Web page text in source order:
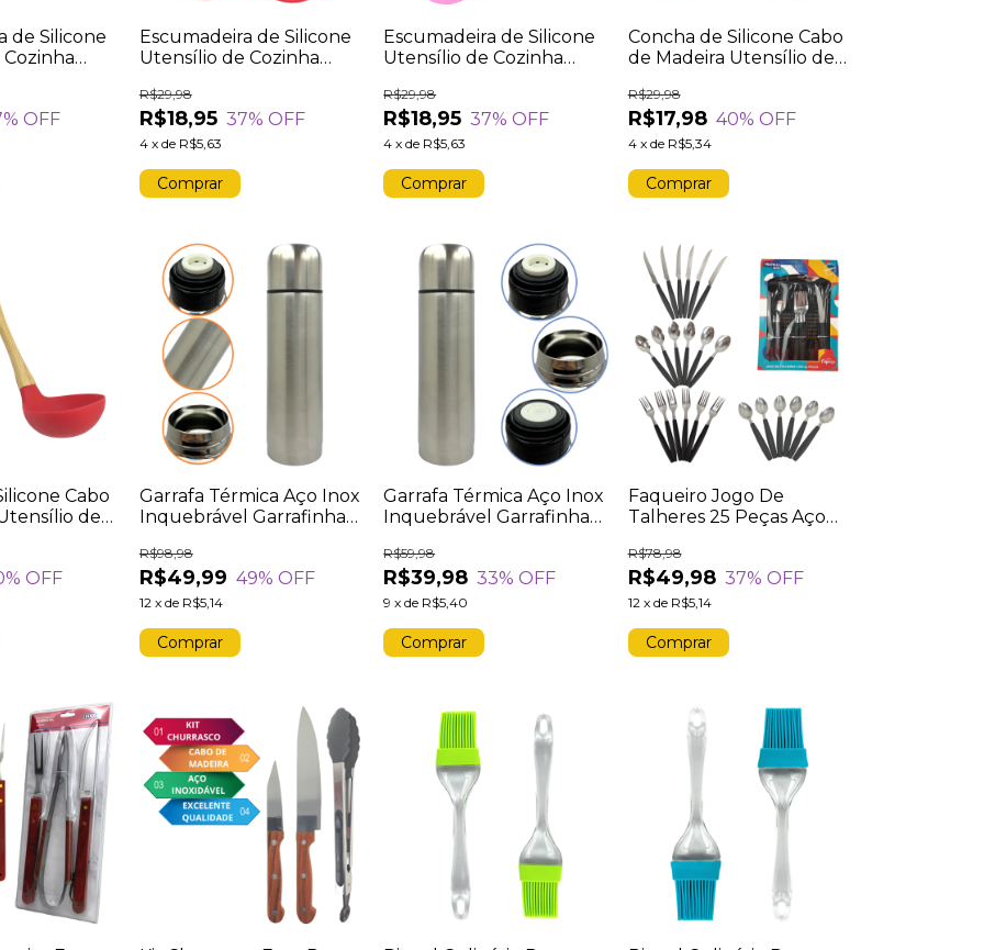
de Silicone
Fritura
% OFF
Escumadeira de Silicone
Utensílio de Cozinha
Altas Temperaturas
Fritura Vermelho
R$18,95
R$29,98
37% OFF
4 x de R$5,63
Escumadeira de Silicone
Utensílio de Cozinha
Resistente Altas
Temperaturas Fritura
Rosa
R$18,95
R$29,98
37% OFF
4 xde R$5,63
Concha de Silicone Cabo
de Madeira Utensílio de
Caldo Ensopado Verde
R$17,98
R$29,98
40% OFF
4 x de R$5,34
Cabo
de
% OFF
Garrafa Térmica Aço Inox
Inquebrável Garrafinha
R$49,99
R$98,98
49% OFF
12 x de R$5,14
Garrafa Térmica Aço Inox
Inquebrável Garrafinha
R$39,98
R$59,98
33% OFF
9 xde R$5,40
Faqueiro Jogo De
Talheres 25 Peças Aço
Organizador Faca Colher
Garfo Colher de Chá
Preto
R$49,98
R$78,98
37% OFF
12 x de R$5,14